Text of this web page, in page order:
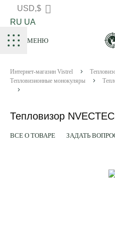
USD,$
RU UA
МЕНЮ
Интернет-магазин Vistrel
Тепловизионные монокуляры
Тепловизор
ВСЕ О ТОВАРЕ ЗАДАТЬ